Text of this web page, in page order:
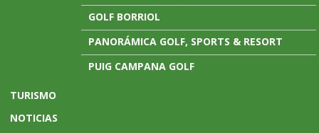
GOLF BORRIOL
PANORÁMICA GOLF, SPORTS & RESORT
PUIG CAMPANA GOLF
TURISMO
NOTICIAS